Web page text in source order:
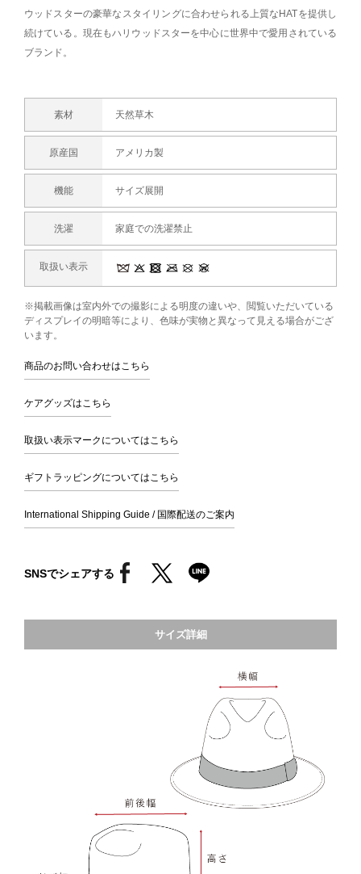
ウッドスターの豪華なスタイリングに合わせられる上質なHATを提供し
続けている。現在もハリウッドスターを中心に世界中で愛用されている
ブランド。
素材 天然草木
原産国 アメリカ製
機能 サイズ展開
洗濯 家庭での洗濯禁止
取扱い表示
※掲載画像は室内外での撮影による明度の違いや、閲覧いただいている
ディスプレイの明暗等により、色味が実物と異なって見える場合がござ
います。
商品のお問い合わせはこちら
ケアグッズはこちら
取扱い表示マークについてはこちら
ギフトラッピングについてはこちら
International Shipping Guide / 国際配送のご案内
SNSでシェアする
サイズ詳細